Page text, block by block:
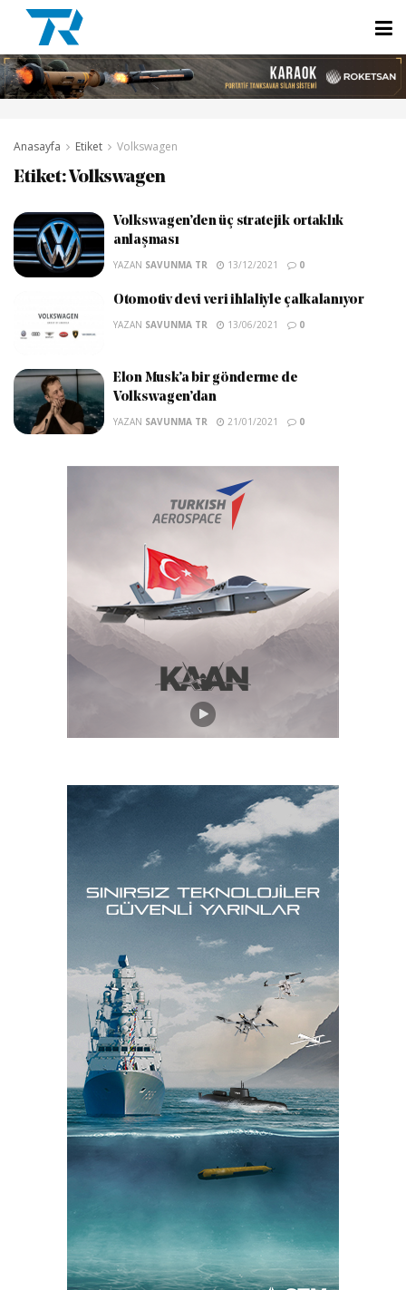
Anasayfa Etiket Volkswagen
Etiket: Volkswagen
Volkswagen’den üç stratejik ortaklık
anlaşması
YAZAN SAVUNMA TR 13/12/2021 0
Otomotiv devi veri ihlaliyle çalkalanıyor
YAZAN SAVUNMA TR 13/06/2021 0
Elon Musk’a bir gönderme de
Volkswagen’dan
YAZAN SAVUNMA TR 21/01/2021 0